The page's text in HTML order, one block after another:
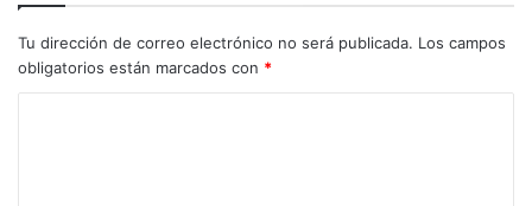
Tu dirección de correo electrónico no será publicada. Los campos
obligatorios están marcados con *